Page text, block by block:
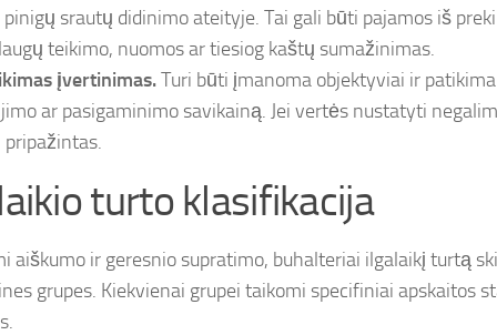
pinigų srautų didinimo ateityje. Tai gali būti pajamos iš
teikimo, nuomos ar tiesiog kaštų sumažinimas.
įvertinimas.Turi būti įmanoma objektyviai ir
ar pasigaminimo savikainą. Jei vertės nustatyti
turto klasifikacija
aiškumo ir geresnio supratimo, buhalteriai ilgalaikį turtą
grupes. Kiekvienai grupei taikomi specifiniai apskaitos